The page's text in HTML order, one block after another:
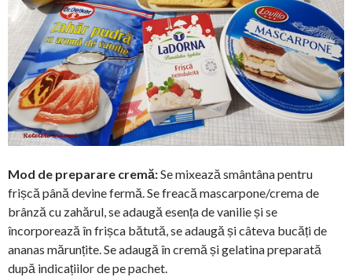
Mod de preparare cremă:Se mixează smântâna pentru
frișcă până devine fermă. Se freacă mascarpone/crema de
brânză cu zahărul, se adaugă esența de vanilie și se
încorporează în frișca bătută, se adaugă și câteva bucăți de
ananas mărunțite. Se adaugă în cremă și gelatina preparată
după indicațiilor de pe pachet.